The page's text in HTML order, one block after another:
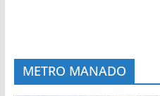
METRO MANADO